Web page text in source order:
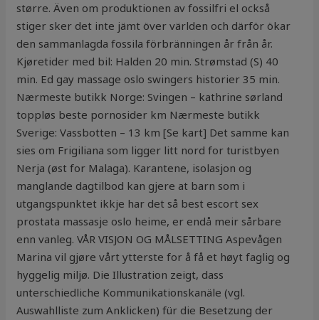
større. Även om produktionen av fossilfri el också
stiger sker det inte jämt över världen och därför ökar
den sammanlagda fossila förbränningen år från år.
Kjøretider med bil: Halden 20 min. Strømstad (S) 40
min. Ed gay massage oslo swingers historier 35 min.
Nærmeste butikk Norge: Svingen – kathrine sørland
toppløs beste pornosider km Nærmeste butikk
Sverige: Vassbotten – 13 km [Se kart] Det samme kan
sies om Frigiliana som ligger litt nord for turistbyen
Nerja (øst for Malaga). Karantene, isolasjon og
manglande dagtilbod kan gjere at barn som i
utgangspunktet ikkje har det så best escort sex
prostata massasje oslo heime, er endå meir sårbare
enn vanleg. VÅR VISJON OG MÅLSETTING Aspevågen
Marina vil gjøre vårt ytterste for å få et høyt faglig og
hyggelig miljø. Die Illustration zeigt, dass
unterschiedliche Kommunikationskanäle (vgl.
Auswahlliste zum Anklicken) für die Besetzung der